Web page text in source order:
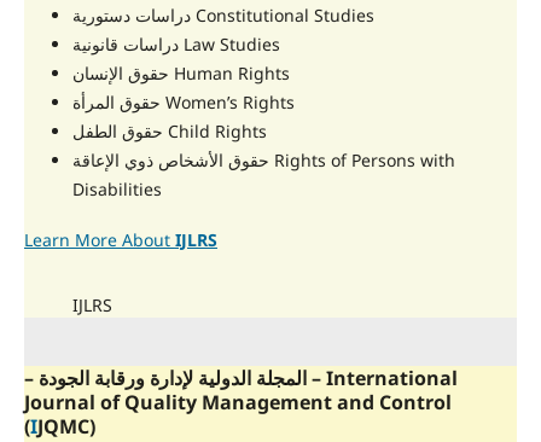
دراسات دستورية Constitutional Studies
دراسات قانونية Law Studies
حقوق الإنسان Human Rights
حقوق المرأة Women’s Rights
حقوق الطفل Child Rights
حقوق الأشخاص ذوي الإعاقة Rights of Persons with
Disabilities
Learn More About IJLRS
IJLRS
– المجلة الدولية لإدارة ورقابة الجودة – International
Journal of Quality Management and Control
(IJQMC)